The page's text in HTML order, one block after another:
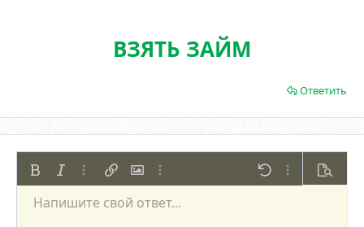
ВЗЯТЬ ЗАЙМ
Ответить
ЖирныйКурсивДополнительно...
Вставить ссылку
Вставить изображение
Дополнительно... Отменить
Размер шрифта
9
Цвет текста
Шрифт Arial
СписокВыравнивание
Формат параграфа
СмайлыЦитатаМедиаВставить таблицу
Вставить горизонтальную линию
Спойлер
Повторить
Переключить режим работы редактора
Удалить форматирование
ЧерновикиСохранить черновик
Напишите свой ответ...